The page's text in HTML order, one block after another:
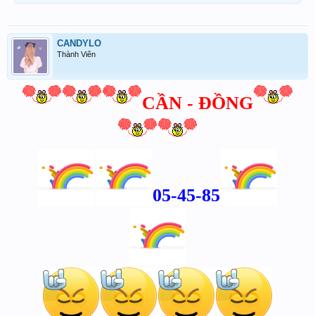
CANDYLO
Thành Viên
CẦN - ĐỒNG
05-45-85